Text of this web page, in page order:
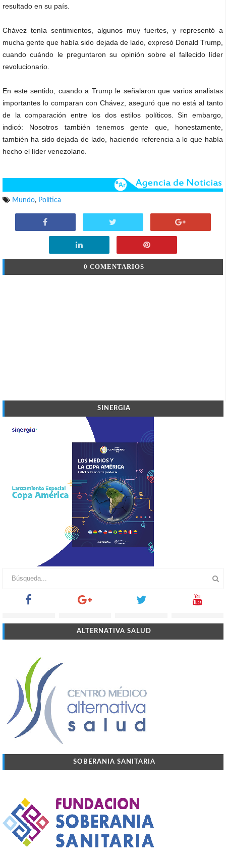
resultado en su país.
Chávez tenía sentimientos, algunos muy fuertes, y representó a
mucha gente que había sido dejada de lado, expresó Donald Trump,
cuando cuándo le preguntaron su opinión sobre el fallecido líder
revolucionario.
En este sentido, cuando a Trump le señalaron que varios analistas
importantes lo comparan con Chávez, aseguró que no está al tanto
de la comparación entre los dos estilos políticos. Sin embargo,
indicó: Nosotros también tenemos gente que, honestamente,
también ha sido dejada de lado, haciendo referencia a lo que había
hecho el líder venezolano.
Mundo, Política
0 COMENTARIOS
SINERGIA
ALTERNATIVA SALUD
SOBERANIA SANITARIA